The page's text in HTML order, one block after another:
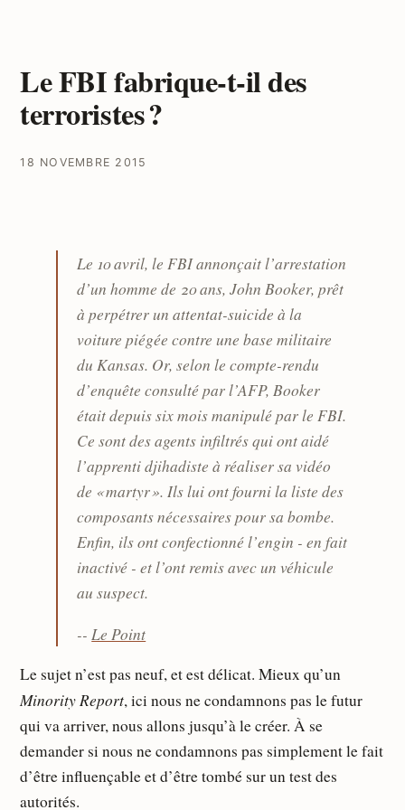
Le FBI fabrique-t-il des
terroristes ?
18 NOVEMBRE 2015
Le 10 avril, le FBI annonçait l’arrestation
d’un homme de 20 ans, John Booker, prêt
à perpétrer un attentat-suicide à la
voiture piégée contre une base militaire
du Kansas. Or, selon le compte-rendu
d’enquête consulté par l’AFP, Booker
était depuis six mois manipulé par le FBI.
Ce sont des agents infiltrés qui ont aidé
l’apprenti djihadiste à réaliser sa vidéo
de « martyr ». Ils lui ont fourni la liste des
composants nécessaires pour sa bombe.
Enfin, ils ont confectionné l’engin - en fait
inactivé - et l’ont remis avec un véhicule
au suspect.
-- Le Point
Le sujet n’est pas neuf, et est délicat. Mieux qu’un
Minority Report, ici nous ne condamnons pas le futur
qui va arriver, nous allons jusqu’à le créer. À se
demander si nous ne condamnons pas simplement le fait
d’être influençable et d’être tombé sur un test des
autorités.